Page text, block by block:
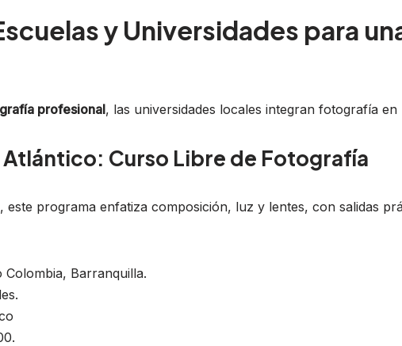
y Universidades para
profesional, las universidades locales integran fotografía
Curso Libre de Fotografía
este programa enfatiza composición, luz y lentes, con salidas
Colombia, Barranquilla.